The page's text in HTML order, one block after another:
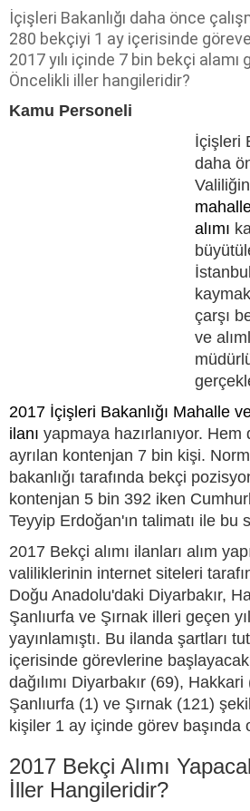
İçişleri Bakanlığı daha önce
280 bekçiyi 1 ay içerisinde
2017 yılı içinde 7 bin bekçi
Öncelikli iller hangileridir?
Kamu Personeli
İçişleri
daha
alımı
çarşı
ve
2017 İçişleri Bakanlığı Mahalle
ilanı yapmaya hazırlanıyor. Hem
ayrılan kontenjan 7 bin kişi.
bakanlığı tarafında bekçi
kontenjan 5 bin 392 iken
Teyyip Erdoğan'ın talimatı ile bu
2017 Bekçi alımı ilanları alım
valiliklerinin internet siteleri
Doğu Anadolu'daki Diyarbakır,
Şanlıurfa ve Şırnak illeri geçen
yayınlamıştı. Bu ilanda şartları
içerisinde görevlerine
dağılımı Diyarbakır (69),
Şanlıurfa (1) ve Şırnak (121)
kişiler 1 ay içinde görev başında
2017 Bekçi Alımı
İller Hangileridir?